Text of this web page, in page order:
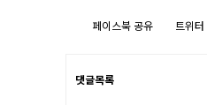
페이스북 공유 트위
댓글목록